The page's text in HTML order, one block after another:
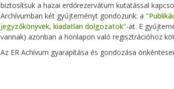
biztosítsuk a hazai erdőrezervátum kutatással
Archívumban két gyűjteményt gondozunk: a
jegyzőkönyvek, kiadatlan dolgozatok"-at. E
vannak) azonban a honlapon való regisztrációhoz
Az ER Achívum gyarapítása és gondozása